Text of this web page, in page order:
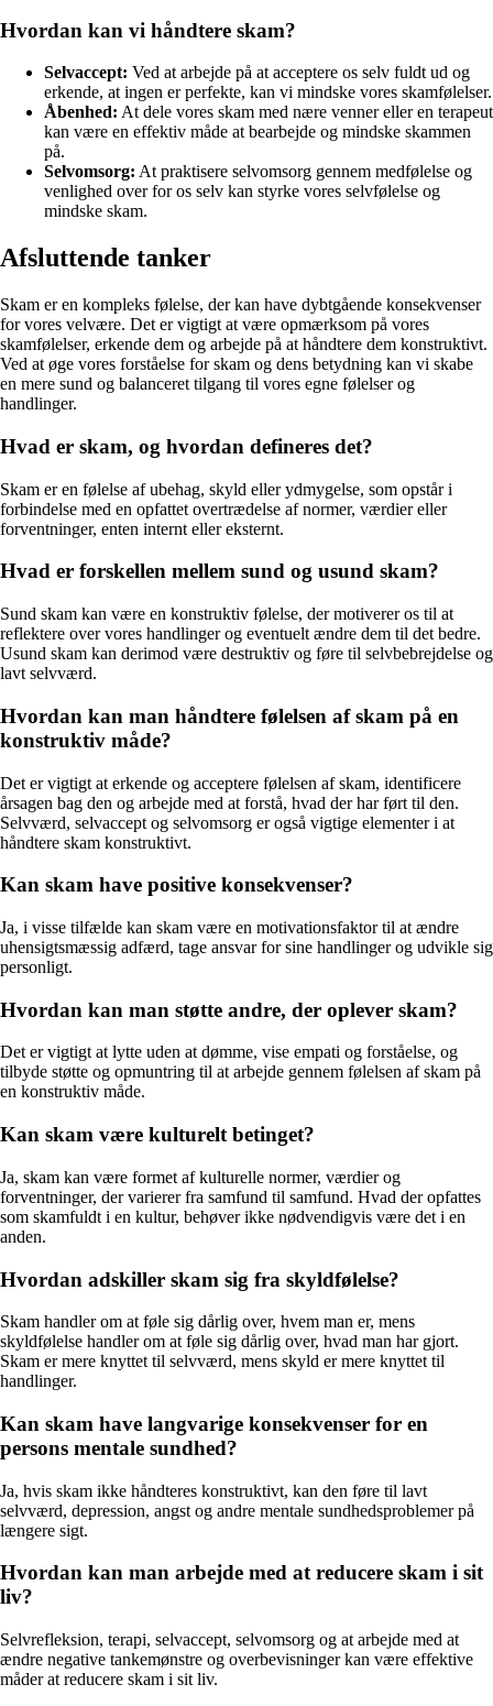
Hvordan kan vi håndtere skam?
Selvaccept: Ved at arbejde på at acceptere os selv fuldt ud og
erkende, at ingen er perfekte, kan vi mindske vores skamfølelser.
Åbenhed: At dele vores skam med nære venner eller en terapeut
kan være en effektiv måde at bearbejde og mindske skammen
på.
Selvomsorg: At praktisere selvomsorg gennem medfølelse og
venlighed over for os selv kan styrke vores selvfølelse og
mindske skam.
Afsluttende tanker
Skam er en kompleks følelse, der kan have dybtgående konsekvenser
for vores velvære. Det er vigtigt at være opmærksom på vores
skamfølelser, erkende dem og arbejde på at håndtere dem konstruktivt.
Ved at øge vores forståelse for skam og dens betydning kan vi skabe
en mere sund og balanceret tilgang til vores egne følelser og
handlinger.
Hvad er skam, og hvordan defineres det?
Skam er en følelse af ubehag, skyld eller ydmygelse, som opstår i
forbindelse med en opfattet overtrædelse af normer, værdier eller
forventninger, enten internt eller eksternt.
Hvad er forskellen mellem sund og usund skam?
Sund skam kan være en konstruktiv følelse, der motiverer os til at
reflektere over vores handlinger og eventuelt ændre dem til det bedre.
Usund skam kan derimod være destruktiv og føre til selvbebrejdelse og
lavt selvværd.
Hvordan kan man håndtere følelsen af skam på en
konstruktiv måde?
Det er vigtigt at erkende og acceptere følelsen af skam, identificere
årsagen bag den og arbejde med at forstå, hvad der har ført til den.
Selvværd, selvaccept og selvomsorg er også vigtige elementer i at
håndtere skam konstruktivt.
Kan skam have positive konsekvenser?
Ja, i visse tilfælde kan skam være en motivationsfaktor til at ændre
uhensigtsmæssig adfærd, tage ansvar for sine handlinger og udvikle sig
personligt.
Hvordan kan man støtte andre, der oplever skam?
Det er vigtigt at lytte uden at dømme, vise empati og forståelse, og
tilbyde støtte og opmuntring til at arbejde gennem følelsen af skam på
en konstruktiv måde.
Kan skam være kulturelt betinget?
Ja, skam kan være formet af kulturelle normer, værdier og
forventninger, der varierer fra samfund til samfund. Hvad der opfattes
som skamfuldt i en kultur, behøver ikke nødvendigvis være det i en
anden.
Hvordan adskiller skam sig fra skyldfølelse?
Skam handler om at føle sig dårlig over, hvem man er, mens
skyldfølelse handler om at føle sig dårlig over, hvad man har gjort.
Skam er mere knyttet til selvværd, mens skyld er mere knyttet til
handlinger.
Kan skam have langvarige konsekvenser for en
persons mentale sundhed?
Ja, hvis skam ikke håndteres konstruktivt, kan den føre til lavt
selvværd, depression, angst og andre mentale sundhedsproblemer på
længere sigt.
Hvordan kan man arbejde med at reducere skam i sit
liv?
Selvrefleksion, terapi, selvaccept, selvomsorg og at arbejde med at
ændre negative tankemønstre og overbevisninger kan være effektive
måder at reducere skam i sit liv.